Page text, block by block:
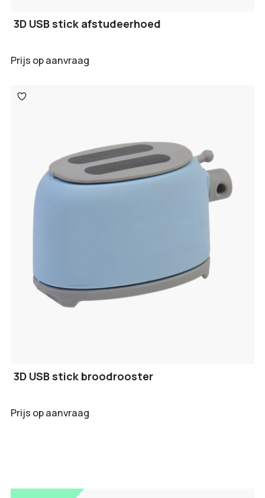
3D USB stick afstudeerhoed
Prijs op aanvraag
Toevoegen
aan
3D USB stick broodrooster
Prijs op aanvraag